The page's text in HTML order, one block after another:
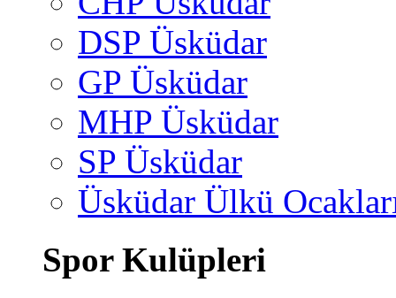
DSP Üsküdar
GP Üsküdar
MHP Üsküdar
SP Üsküdar
Üsküdar Ülkü
Spor Kulüpleri